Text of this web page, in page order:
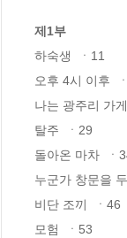
제1부
하숙생  ㆍ11
오후 4시 이후
나는 광주리 가
탈주  ㆍ29
돌아온 마차  ㆍ
누군가 창문을
비단 조끼  ㆍ46
모험  ㆍ53